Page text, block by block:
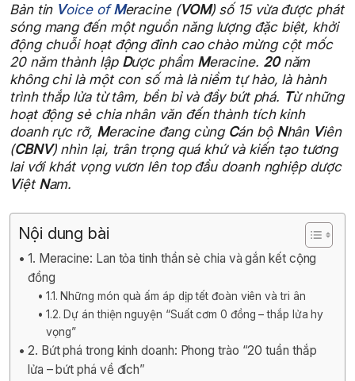
Bản tin Voice ofMeracine (VOM) số 15 vừa được phát
sóng mang đến một nguồn năng lượng đặc biệt, khởi
động chuỗi hoạt động đỉnh cao chào mừng cột mốc
20 năm thành lập Dược phẩm Meracine. 20năm
không chỉ là một con số mà là niềm tự hào, là hành
trình thắp lửa từ tâm, bền bỉ và đầy bứt phá. Từ những
hoạt động sẻ chia nhân văn đến thành tích kinh
doanh rực rỡ, Meracine đang cùng Cán bộ Nhân Viên
(CBNV) nhìn lại, trân trọng quá khứ và kiến tạo tương
lai với khát vọng vươn lên top đầu doanh nghiệp dược
Việt Nam.
Nội dung bài
1. Meracine: Lan tỏa tinh thần sẻ chia và gắn kết cộng
đồng
1.1. Những món quà ấm áp dịp tết đoàn viên và tri ân
1.2. Dự án thiện nguyện “Suất cơm 0 đồng – thắp lửa hy
vọng”
2. Bứt phá trong kinh doanh: Phong trào “20 tuần thắp
lửa – bứt phá về đích”